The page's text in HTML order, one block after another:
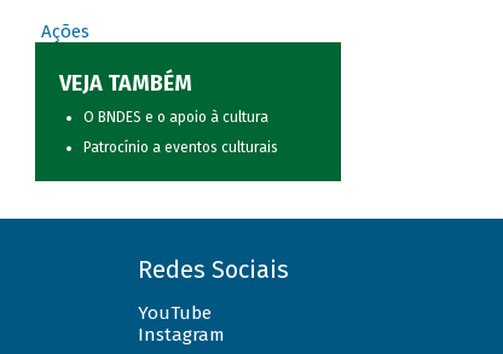
Ações
VEJA TAMBÉM
O BNDES e o apoio à cultura
Patrocínio a eventos culturais
Redes Sociais
YouTube
Instagram